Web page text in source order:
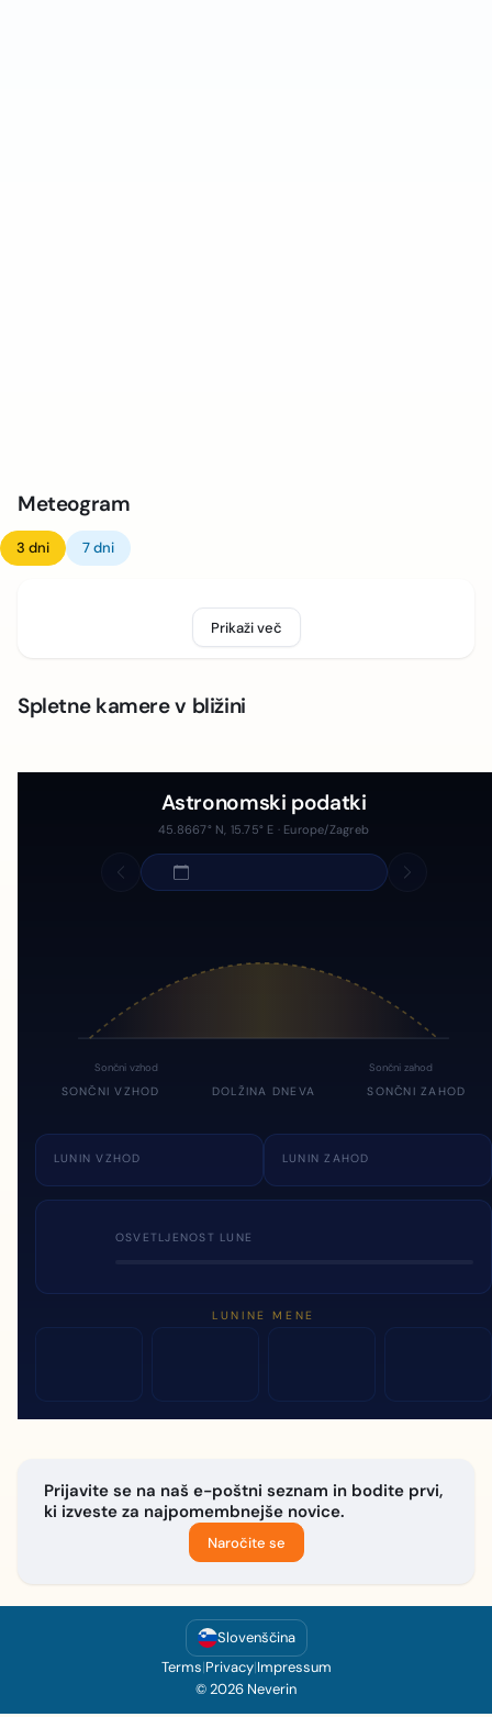
Meteogram
3 dni 7 dni
Prikaži več
Spletne kamere v bližini
Astronomski podatki
45.8667° N, 15.75° E · Europe/Zagreb
Sončni vzhod Sončni zahod
SONČNI VZHOD DOLŽINA DNEVA SONČNI ZAHOD
LUNIN VZHOD LUNIN ZAHOD
OSVETLJENOST LUNE
LUNINE MENE
Prijavite se na naš e-poštni seznam in bodite prvi,
ki izveste za najpomembnejše novice.
Naročite se
Slovenščina
Terms|Privacy|Impressum
© 2026 Neverin